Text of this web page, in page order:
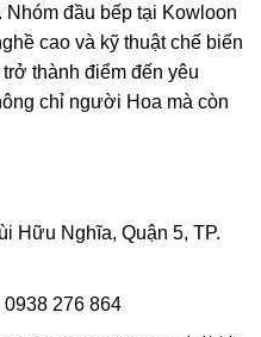
đầu bếp tại Kowloon
cao và kỹ thuật chế biến
thành điểm đến yêu
chỉ người Hoa mà còn
Hữu Nghĩa, Quận 5, TP.
276 864